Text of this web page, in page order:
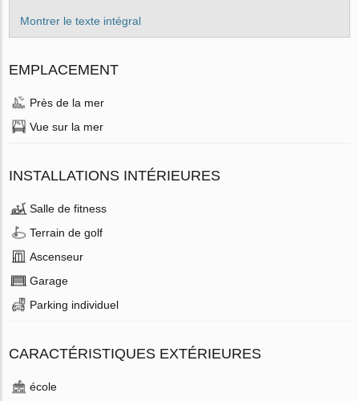
Montrer le texte intégral
EMPLACEMENT
Près de la mer
Vue sur la mer
INSTALLATIONS INTÉRIEURES
Salle de fitness
Terrain de golf
Ascenseur
Garage
Parking individuel
CARACTÉRISTIQUES EXTÉRIEURES
école